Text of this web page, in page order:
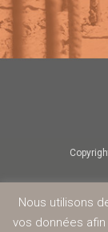
Nous utilisons
vos données